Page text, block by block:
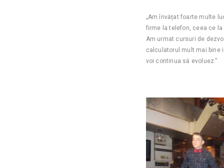
„Am învățat foarte multe
firme la telefon, ceea ce
Am urmat cursuri de
calculatorul mult mai bine
voi continua să evoluez.”